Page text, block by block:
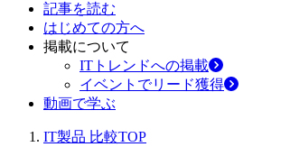
記事を読む
はじめての方へ
掲載について
ITトレンドへの掲載
イベントでリード獲得
動画で学ぶ
IT製品 比較TOP